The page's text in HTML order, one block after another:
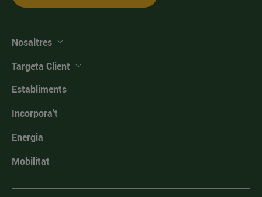
Nosaltres
Targeta Client
Establiments
Incorpora't
Energia
Mobilitat